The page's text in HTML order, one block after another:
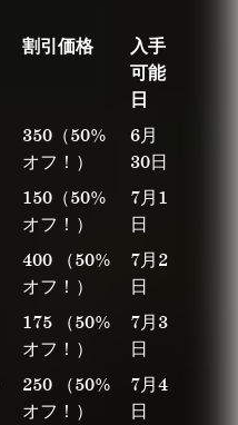
割引価格
入手
可能
日
350（50%
オフ！）
6月
30日
150（50%
オフ！）
7月1
日
400 （50%
オフ！）
7月2
日
175 （50%
オフ！）
7月3
日
250 （50%
オフ！）
7月4
日